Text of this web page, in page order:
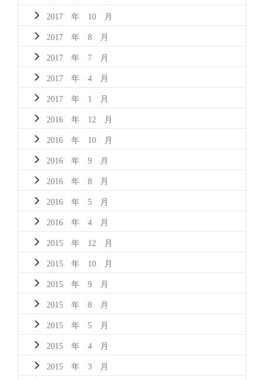
2017 年 10 月
2017 年 8 月
2017 年 7 月
2017 年 4 月
2017 年 1 月
2016 年 12 月
2016 年 10 月
2016 年 9 月
2016 年 8 月
2016 年 5 月
2016 年 4 月
2015 年 12 月
2015 年 10 月
2015 年 9 月
2015 年 8 月
2015 年 5 月
2015 年 4 月
2015 年 3 月